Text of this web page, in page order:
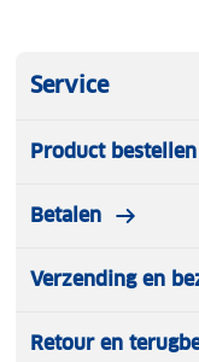
Service
Product bestellen
Betalen
Verzending en
Retour en